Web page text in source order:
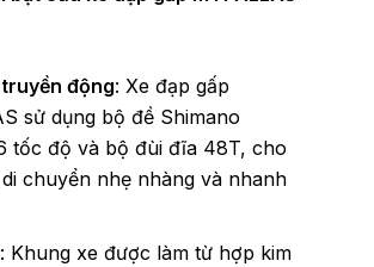
động: Xe đạp gấp
sử dụng bộ đề Shimano
tốc độ và bộ đùi đĩa 48T, cho
chuyển nhẹ nhàng và nhanh
: Khung xe được làm từ hợp kim